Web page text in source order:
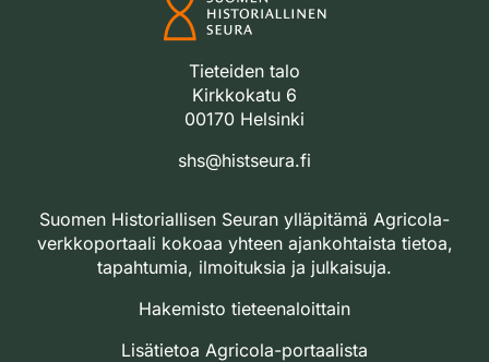
Tieteiden talo
Kirkkokatu 6
00170 Helsinki
shs@histseura.fi
Suomen Historiallisen Seuran ylläpitämä Agricola-
verkkoportaali kokoaa yhteen ajankohtaista tietoa,
tapahtumia, ilmoituksia ja julkaisuja.
Hakemisto tieteenaloittain
Lisätietoa Agricola-portaalista